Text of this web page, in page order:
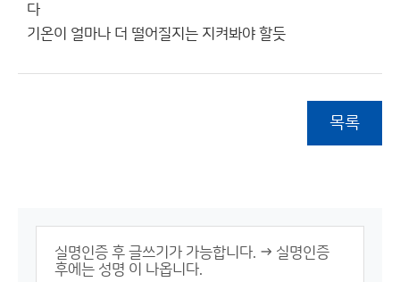
다
기온이 얼마나 더 떨어질지는 지켜봐야 할듯
목록